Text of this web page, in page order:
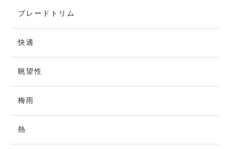
ブレードトリム
快適
眺望性
梅雨
熱